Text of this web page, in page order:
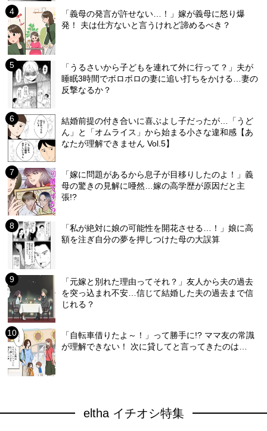
「義母の発言が許せない…！」嫁が義母に怒り爆
発！ 夫は仕方ないと言うけれど諦めるべき？
「うるさいから子どもを連れて外に行って？」夫が
睡眠3時間でボロボロの妻に追い打ちをかける…妻の
反撃なるか？
結婚前提の付き合いに喜ぶよし子だったが…「うど
ん」と「オムライス」から始まる小さな違和感【あ
なたが理解できません Vol.5】
「嫁に問題があるから息子が目移りしたのよ！」義
母の驚きの見解に唖然…嫁の高学歴が原因だと主
張!?
「私が絶対に娘の可能性を開花させる…！」娘に高
額を注ぎ自分の夢を押しつけた母の大誤算
「元嫁と別れた理由ってそれ？」友人から夫の過去
を突っ込まれ不安…信じて結婚した夫の過去まで信
じれる？
「自転車借りたよ～！」って勝手に!? ママ友の常識
が理解できない！ 次に貸してと言ってきたのは…
eltha イチオシ特集